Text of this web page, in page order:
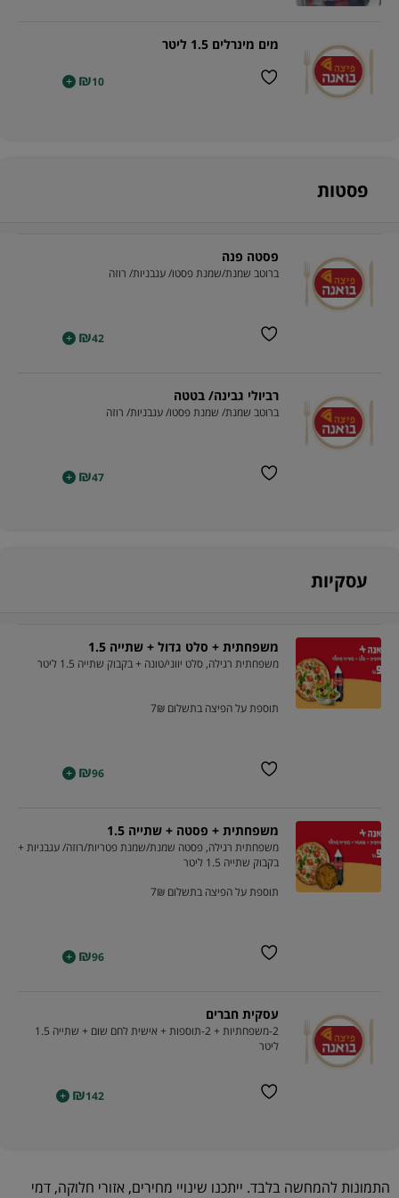
מים מינרלים 1.5 ליטר
₪10
+
פסטות
פסטה פנה
ברוטב שמנת/שמנת פסטו/ עגבניות/ רוזה
₪42
+
רביולי גבינה/ בטטה
ברוטב שמנת/ שמנת פסטו/ עגבניות/ רוזה
₪47
+
עסקיות
משפחתית + סלט גדול + שתייה 1.5
משפחתית רגילה, סלט יווני/טונה + בקבוק שתייה 1.5 ליטר
תוספת על הפיצה בתשלום 7₪
₪96
+
משפחתית + פסטה + שתייה 1.5
משפחתית רגילה, פסטה שמנת/שמנת פטריות/רוזה/ עגבניות +
בקבוק שתייה 1.5 ליטר
תוספת על הפיצה בתשלום 7₪
₪96
+
עסקית חברים
2-משפחתיות + 2-תוספות + אישית לחם שום + שתייה 1.5
ליטר
₪142
+
התמונות להמחשה בלבד. ייתכנו שינויי מחירים, אזורי חלוקה, דמי